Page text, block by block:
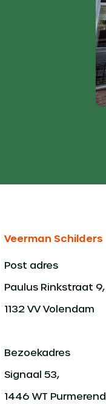
Veerman Schilders
Post adres
Paulus Rinkstraat 9,
1132 VV Volendam
Bezoekadres
Signaal 53,
1446 WT Purmerend